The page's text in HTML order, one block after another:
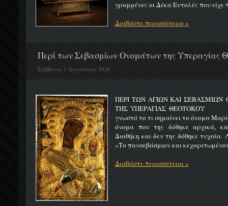
γραμμένες οι Δέκα Εντολές που είχε
Διαβάστε περισσότερα »
Περί των Σεβασμίων Ονομάτων της Υπεραγίας
Σάββατο, 1 Αυγούστου 2026
ΠΕΡΙ ΤΩΝ ΑΓΙΩΝ ΚΑΙ
ΤΗΣ ΥΠΕΡΑΓΙΑΣ ΘΕΟΤΟΚΟΥ
γνωστό το τι σημαίνει το όνομα
όνομα που της δόθηκε αρχικά,
Διαθήκη και δεν της δόθηκε τυχαία.
«Το πανσεβάσμιον και
Διαβάστε περισσότερα »